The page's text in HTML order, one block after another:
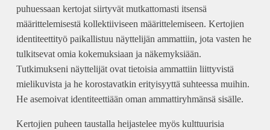
puhuessaan kertojat siirtyvät mutkattomasti itsensä
määrittelemisestä kollektiiviseen määrittelemiseen. Kertojien
identiteettityö paikallistuu näyttelijän ammattiin, jota vasten he
tulkitsevat omia kokemuksiaan ja näkemyksiään.
Tutkimukseni näyttelijät ovat tietoisia ammattiin liittyvistä
mielikuvista ja he korostavatkin erityisyyttä suhteessa muihin.
He asemoivat identiteettiään oman ammattiryhmänsä sisälle.
Kertojien puheen taustalla heijastelee myös kulttuurisia